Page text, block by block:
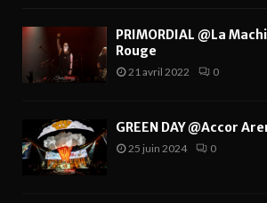
PRIMORDIAL @La
Rouge
21 avril 2022 0
GREEN DAY @Accor
25 juin 2024 0